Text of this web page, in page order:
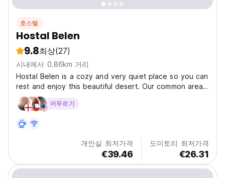
호스텔
Hostal Belen
9.8최상(27)
시내에서 0.86km 거리
Hostal Belen is a cozy and very quiet place so you can
rest and enjoy this beautiful desert. Our common areas
have hammocks, grill and stove, we also have a 100%
equipped kitchen: refrigerator, microwave and kitchen
머무르기
개인실 최저가격
€39.46
도미토리 최저가격
€26.31